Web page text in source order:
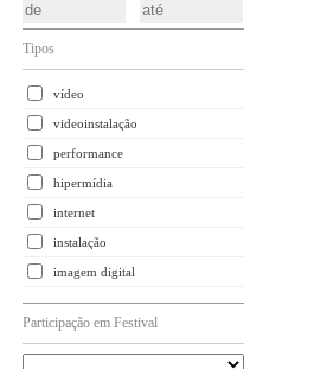
Tipos
vídeo
videoinstalação
performance
hipermídia
internet
instalação
imagem digital
Participação em Festival